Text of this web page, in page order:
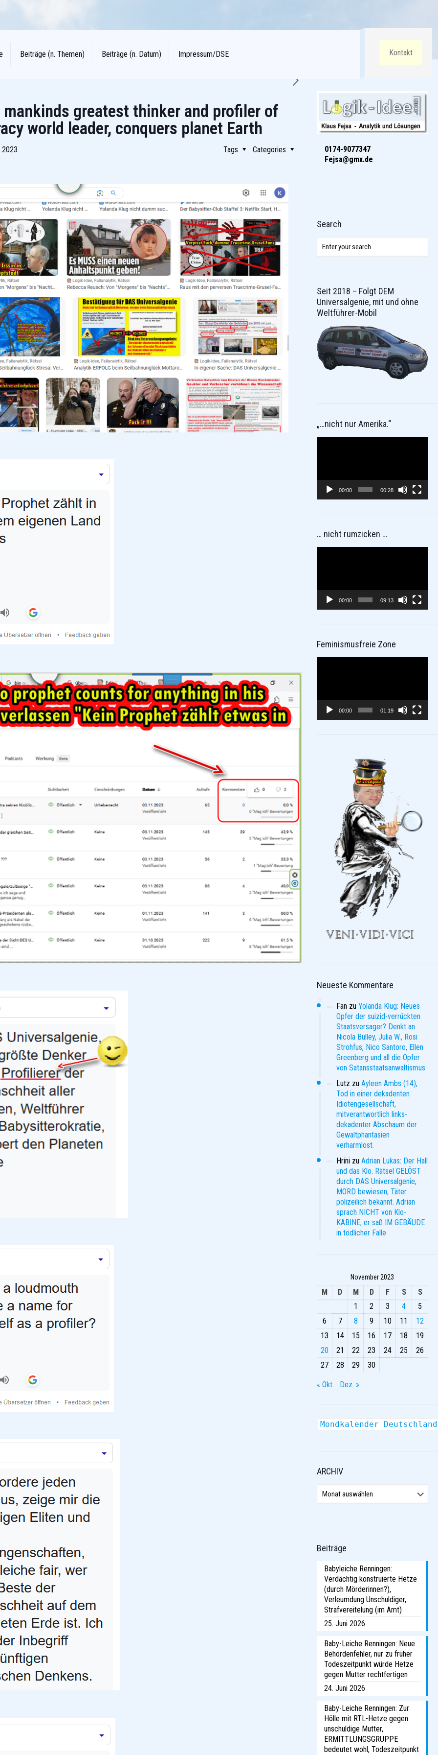
Beiträge (n. Themen) Beiträge (n. Datum) Impressum/DSE Kontakt
mankinds greatest thinker and profiler of
world leader, conquers planet Earth
2023 Categories
Tags
0174-9077347
Fejsa@gmx.de
Search
Seit 2018 – Folgt DEM
Universalgenie, mit und ohne
Weltführer-Mobil
„…nicht nur Amerika.“
00:00 00:28
… nicht rumzicken …
00:00 09:13
Feminismusfreie Zone
00:00 01:19
Neueste Kommentare
Fan zuYolanda Klug: Neues
Opfer der suizid-verrückten
Staatsversager? Denkt an
Nicola Bulley, Julia W., Rosi
Strohfus, Nico Santoro, Ellen
Greenberg und all die Opfer
von Satansstaatsanwaltismus
Lutz zuAyleen Ambs (14),
Tod in einer dekadenten
Idiotengesellschaft,
mitverantwortlich links-
dekadenter Abschaum der
Gewaltphantasien
verharmlost.
Hrini zuAdrian Lukas: Der Hall
und das Klo. Rätsel GELÖST
durch DAS Universalgenie,
MORD bewiesen, Täter
polizeilich bekannt. Adrian
sprach NICHT von Klo-
KABINE, er saß IM GEBÄUDE
in tödlicher Falle
November 2023
M D M D F S
S
1
2 3 4
5
6
7 8 9 10 11
12
13
14 15 16 17 18
19
20
21 22 23 24 25
26
27
28 29 30
« Okt. Dez. »
Mondkalender Deutschland
ARCHIV
Beiträge
Babyleiche Renningen:
Verdächtig konstruierte Hetze
(durch Mörderinnen?),
Verleumdung Unschuldiger,
Strafvereitelung (im Amt)
25. Juni 2026
Baby-Leiche Renningen: Neue
Behördenfehler, nur zu früher
Todeszeitpunkt würde Hetze
gegen Mutter rechtfertigen
24. Juni 2026
Baby-Leiche Renningen: Zur
Hölle mit RTL-Hetze gegen
unschuldige Mutter,
ERMITTLUNGSGRUPPE
bedeutet wohl, Todeszeitpunkt